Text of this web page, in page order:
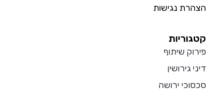
הצהרת נגישות
קטגוריות
פירוק שיתוף
דיני גירושין
סכסוכי ירושה